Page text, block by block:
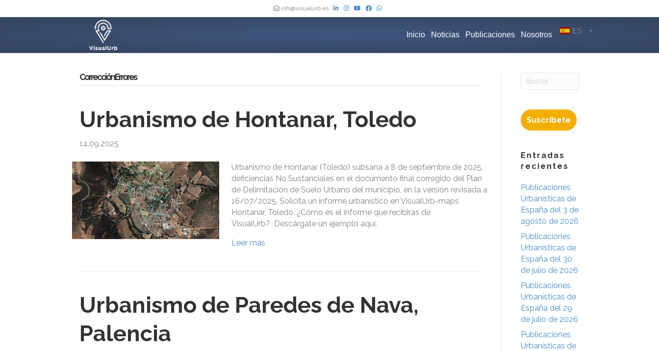
info@visualurb.es
Inicio Noticias Publicaciones Nosotros ES
Corrección Errores
Urbanismo de Hontanar, Toledo
14.09.2025
Urbanismo de Hontanar (Toledo) subsana a 8 de septiembre de 2025,
deficiencias No Sustanciales en el documento final corregido del Plan
de Delimitación de Suelo Urbano del municipio, en la versión revisada a
16/07/2025. Solicita un informe urbanístico en VisualUrb-maps
Hontanar, Toledo. ¿Cómo es el informe que recibirás de
VisualUrb? Descárgate un ejemplo aquí.
Leer más
Urbanismo de Paredes de Nava,
Palencia
Suscríbete
Entradas
recientes
Publicaciones
Urbanísticas de
España del 3 de
agosto de 2026
Publicaciones
Urbanísticas de
España del 30
de julio de 2026
Publicaciones
Urbanísticas de
España del 29
de julio de 2026
Publicaciones
Urbanísticas de